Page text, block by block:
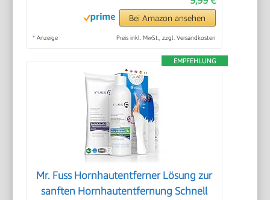
Bei Amazon ansehen
* Anzeige Preis inkl. MwSt., zzgl. Versandkosten
EMPFEHLUNG
Mr. Fuss Hornhautentferner Lösung zur
sanften Hornhautentfernung Schnell